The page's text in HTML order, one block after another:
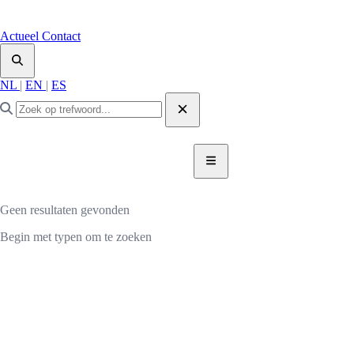
Actueel Contact
NL | EN | ES
Geen resultaten gevonden
Begin met typen om te zoeken